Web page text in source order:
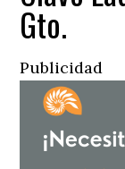
Gto.
Publicidad